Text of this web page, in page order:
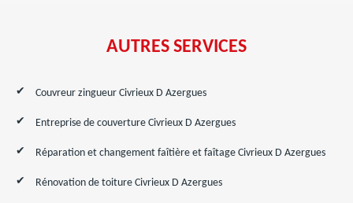
AUTRES SERVICES
Couvreur zingueur Civrieux D Azergues
Entreprise de couverture Civrieux D Azergues
Réparation et changement faîtière et faîtage Civrieux D Azergues
Rénovation de toiture Civrieux D Azergues